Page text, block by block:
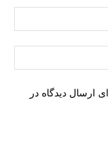
ارسال دیدگاه در